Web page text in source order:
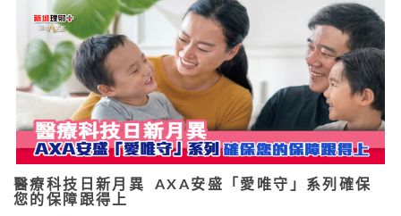
醫療科技日新月異 AXA安盛「愛唯守」系列確保
您的保障跟得上